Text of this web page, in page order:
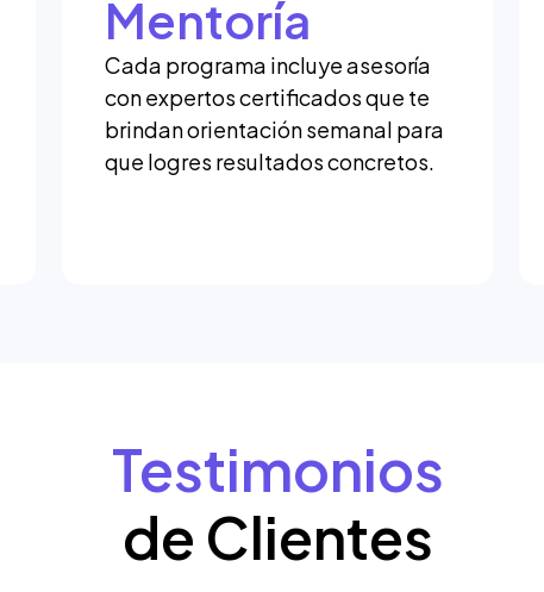
Mentoría
Cada programa incluye asesoría
con expertos certificados que te
brindan orientación semanal para
que logres resultados concretos.
Testimonios
de Clientes